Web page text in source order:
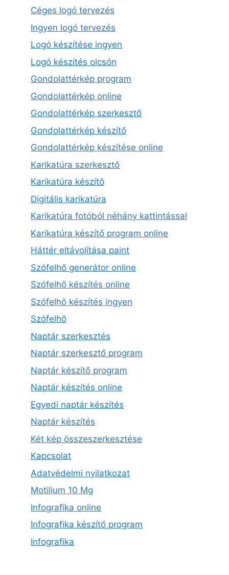
Céges logó tervezés
Ingyen logó tervezés
Logó készítése ingyen
Logó készítés olcsón
Gondolattérkép program
Gondolattérkép online
Gondolattérkép szerkesztő
Gondolattérkép készítő
Gondolattérkép készítése online
Karikatúra szerkesztő
Karikatúra készítő
Digitális karikatúra
Karikatúra fotóból néhány kattintással
Karikatúra készítő program online
Háttér eltávolítása paint
Szófelhő generátor online
Szófelhő készítés online
Szófelhő készítés ingyen
Szófelhő
Naptár szerkesztés
Naptár szerkesztő program
Naptár készítő program
Naptár készítés online
Egyedi naptár készítés
Naptár készítés
Két kép összeszerkesztése
Kapcsolat
Adatvédelmi nyilatkozat
Motilium 10 Mg
Infografika online
Infografika készítő program
Infografika